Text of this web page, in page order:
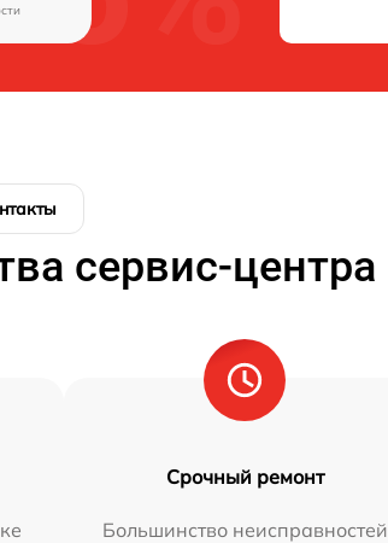
сервис-центра
Срочный ремонт
Большинство неисправностей